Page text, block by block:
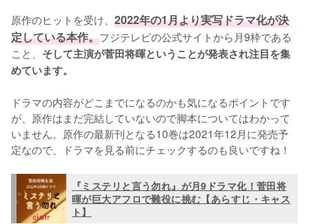
原作のヒットを受け、 2022年の1月より実写ドラマ化が決
定している本作。フジテレビの公式サイトから月9枠である
こと、 そして主演が菅田将暉ということが発表され注目を集
めています。
ドラマの内容がどこまでになるのかも気になるポイントです
が、原作はまだ完結していないので脚本についてはわかって
いません。原作の最新刊となる10巻は2021年12月に発売予
定なので、ドラマを見る前にチェックするのも良いですね！
『ミステリと言う勿れ』が月9ドラマ化！菅田将
暉が巨大アフロで難役に挑む【あらすじ・キャス
ト】